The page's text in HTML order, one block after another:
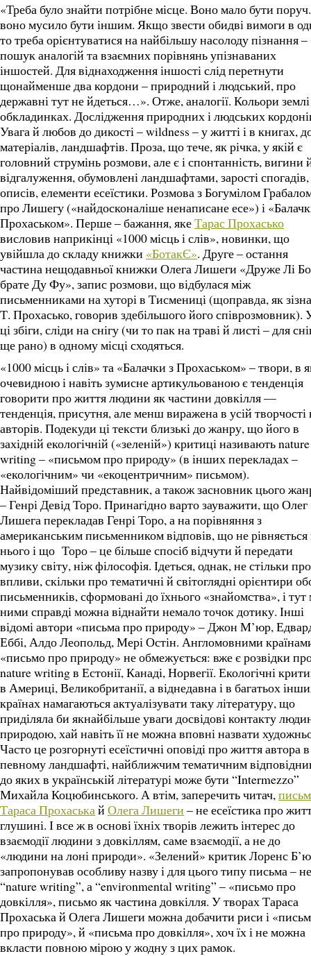
«Треба було знайти потрібне місце. Воно мало бути
воно мусило бути іншим. Якщо звести обидві вимоги в
то треба орієнтуватися на найбільшу насолоду пізнання –
пошук аналогій та взаємних порівнянь упізнаваних
іншостей. Для віднаходження іншості слід перетнути
щонайменше два кордони – природний і людський, про
державні тут не йдеться…». Отже, аналогії. Кольори
обкладинках. Дослідження природних і людських
Увага й любов до дикості – wildness – у житті і в книгах,
матеріалів, ландшафтів. Проза, що тече, як річка, у якій є
головний струмінь розмови, але є і спонтанність, вигини
відгалуження, обумовлені ландшафтами, зарості спогадів,
описів, елементи есеїстики. Розмова з Богумілом
про Лишегу («найдосконаліше ненаписане есе») і
Прохаськом». Перше – бажання, якеТарас Прохасько
висловив наприкінці «1000 місць і слів», новинки, що
увійшла до складу книжки «БотакЄ». Друге – остання
частина нещодавньої книжки Олега Лишеги «Друже Лі
брате Ду Фу», запис розмови, що відбулася між
письменниками на хуторі в Тисмениці (щоправда, як
Т. Прохасько, говорив здебільшого його співрозмовник).
ці збіги, сліди на снігу (чи то пак на траві й листі – для
ще рано) в одному місці сходяться.
«1000 місць і слів» та «Балачки з Прохаськом» – твори, в
очевидною і навіть зумисне артикульованою є тенденція
говорити про життя людини як частини довкілля —
тенденція, присутня, але менш виражена в усій творчості
авторів. Подекуди ці тексти близькі до жанру, що його в
західній екологічній («зеленій») критиці називають nature
writing – «письмом про природу» (в інших перекладах –
«екологічним» чи «екоцентричним» письмом).
Найвідоміший представник, а також засновник цього
– Генрі Девід Торо. Принагідно варто зауважити, що Олег
Лишега перекладав Генрі Торо, а на порівняння з
американським письменником відповів, що не рівняється
нього і що Торо – це більше спосіб відчути й передати
музику світу, ніж філософія. Ідеться, однак, не стільки про
впливи, скільки про тематичні й світоглядні орієнтири
письменників, сформовані до їхнього «знайомства», і тут
ними справді можна віднайти немало точок дотику. Інші
відомі автори «письма про природу» – Джон М’юр,
Еббі, Алдо Леопольд, Мері Остін. Англомовними
«письмо про природу» не обмежується: вже є розвідки
nature writing в Естонії, Канаді, Норвегії. Екологічні
в Америці, Великобританії, а віднедавна і в багатьох
країнах намагаються актуалізувати таку літературу, що
приділяла би якнайбільше уваги досвідові контакту
природою, хай навіть її не можна вповні назвати
Часто це розгорнуті есеїстичні оповіді про життя автора в
певному ландшафті, найближчим тематичним
до яких в українській літературі може бути “Intermezzo”
Михайла Коцюбинського. А втім, заперечить читач,
Тараса Прохаськай Олега Лишеги – не есеїстика про
глушині. І все ж в основі їхніх творів лежить інтерес до
взаємодії людини з довкіллям, саме взаємодії, а не до
«людини на лоні природи». «Зелений» критик Лоренс
запропонував особливу назву і для цього типу письма – не
“nature writing”, а “environmental writing” – «письмо про
довкілля», письмо як частина довкілля. У творах Тараса
Прохаська й Олега Лишеги можна добачити риси і
про природу», й «письма про довкілля», хоч їх і не можна
вкласти повною мірою у жодну з цих рамок.